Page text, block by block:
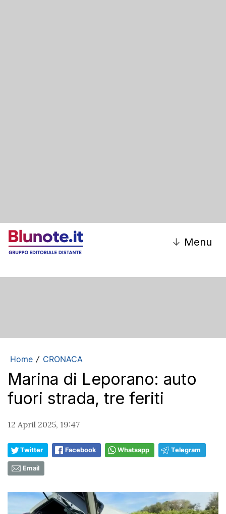
↓ Menu
Home / CRONACA
Marina di Leporano: auto
fuori strada, tre feriti
12 April 2025, 19:47
Twitter Facebook Whatsapp Telegram
Email